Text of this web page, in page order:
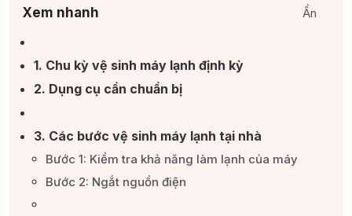
Xem nhanh Ẩn
1. Chu kỳ vệ sinh máy lạnh định kỳ​
2. Dụng cụ cần chuẩn bị​
3. Các bước vệ sinh máy lạnh tại nhà​
Bước 1: Kiểm tra khả năng làm lạnh của máy​
Bước 2: Ngắt nguồn điện​